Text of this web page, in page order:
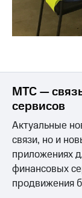
Рынок
Другое
развитие
МТС —
сервисов
Актуальные
связи, но и
приложениях
финансовых
продвижения